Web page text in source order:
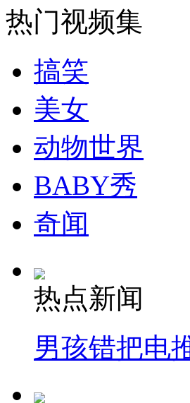
无痛分娩是否安全 医生回应
外交部：反对强权政治霸凌主义
安徽一实载49人客车翻车
走！跟着总书记去植树
热门视频集
搞笑
美女
动物世界
BABY秀
奇闻
热点新闻
男孩错把电